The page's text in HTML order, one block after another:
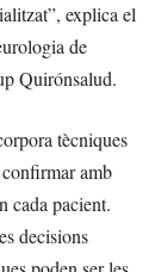
explica el
de
Quirónsalud.
tècniques
amb
cada pacient.
decisions